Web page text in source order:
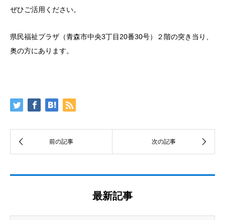
ぜひご活用ください。
県民福祉プラザ（青森市中央3丁目20番30号）２階の突き当り、
奥の方にあります。
最新記事